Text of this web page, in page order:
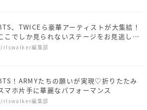
、TWICEら豪華アーティストが大集結！
こでしか見られないステージをお見逃しな
編集部
！ARMYたちの願いが実現♡折りたたみ
マホ片手に華麗なパフォーマンス
編集部